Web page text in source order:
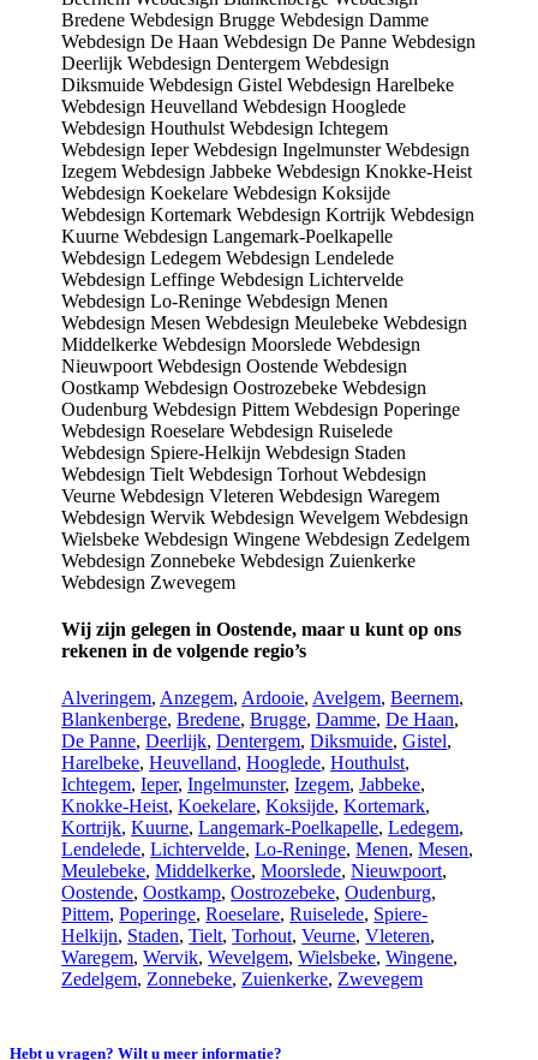
Wij zijn gelegen in Oostende, maar u kunt op ons
rekenen in de volgende regio’s
Alveringem, Anzegem, Ardooie, Avelgem,Beernem,
Blankenberge,Bredene,Brugge,Damme,De Haan,
De Panne,Deerlijk,Dentergem,Diksmuide,Gistel,
Harelbeke,Heuvelland,Hooglede,Houthulst,
Ichtegem,Ieper,Ingelmunster,Izegem,Jabbeke,
Knokke-Heist,Koekelare,Koksijde,Kortemark,
Kortrijk,Kuurne,Langemark-Poelkapelle,Ledegem,
Lendelede,Lichtervelde,Lo-Reninge,Menen,Mesen,
Meulebeke,Middelkerke,Moorslede,Nieuwpoort,
Oostende,Oostkamp,Oostrozebeke,Oudenburg,
Pittem,Poperinge,Roeselare,Ruiselede, Spiere-
Helkijn, Staden,Tielt,Torhout,Veurne,Vleteren,
Waregem,Wervik,Wevelgem,Wielsbeke,Wingene,
Zedelgem, Zonnebeke, Zuienkerke, Zwevegem
Hebt u vragen? Wilt u meer informatie?